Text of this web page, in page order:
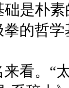
是朴
的哲
看。“